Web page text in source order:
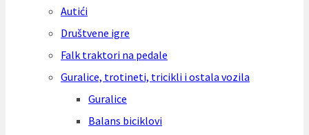
Autići
Društvene igre
Falk traktori na pedale
Guralice, trotineti, tricikli i ostala vozila
Guralice
Balans biciklovi